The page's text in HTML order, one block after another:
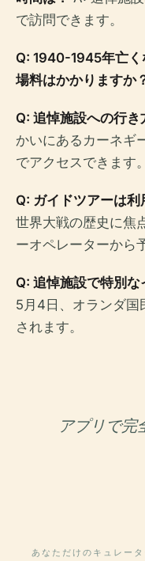
で訪問できます。
Q: 1940-1945年亡く
場料はかかりますか
Q: 追悼施設への行き
かいにあるカーネギ
でアクセスできます。
Q: ガイドツアーは利
世界大戦の歴史に焦
ーオペレーターから
Q: 追悼施設で特別な
5月4日、オランダ国
されます。
アプリで完
あなただけのキュレータ